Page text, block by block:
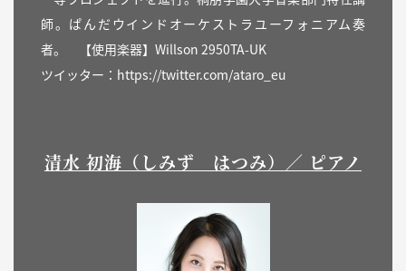
師。ぱんだウインドオーケストラユーフォニアム奏
者。 【使用楽器】Willson 2950TA-UK
ツイッター： https://twitter.com/ataro_eu
清水 初海（しみず はつみ）／ ピアノ